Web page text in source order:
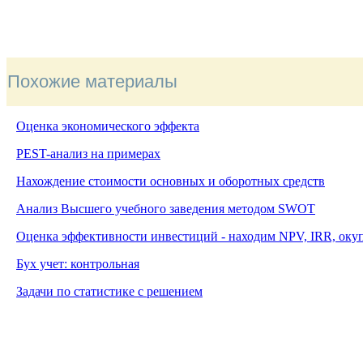
Похожие материалы
Оценка экономического эффекта
PEST-анализ на примерах
Нахождение стоимости основных и оборотных средств
Анализ Высшего учебного заведения методом SWOT
Оценка эффективности инвестиций - находим NPV, IRR,
Бух учет: контрольная
Задачи по статистике с решением